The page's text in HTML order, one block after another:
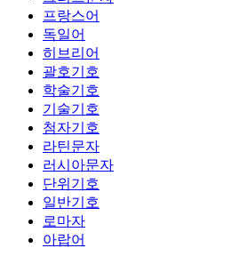
프랑스어
독일어
히브리어
괄호기호
학술기호
기술기호
첨자기호
라틴문자
러시아문자
단위기호
일반기호
로마자
아랍어